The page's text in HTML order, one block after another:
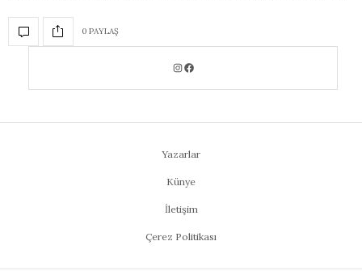
0 PAYLAŞ
Yazarlar
Künye
İletişim
Çerez Politikası